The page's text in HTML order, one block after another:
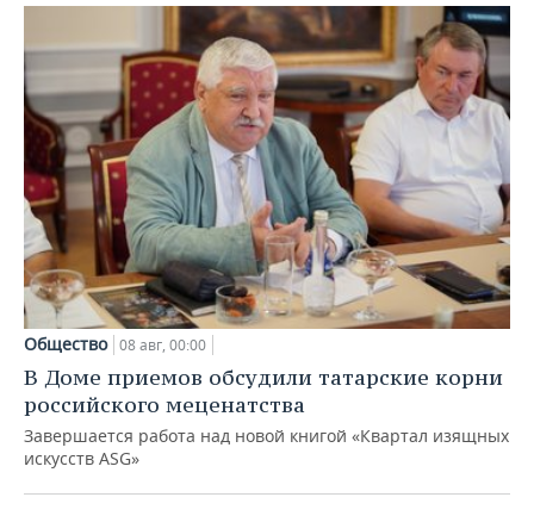
Общество 08 авг, 00:00
В Доме приемов обсудили татарские корни
российского меценатства
Завершается работа над новой книгой «Квартал изящных
искусств ASG»